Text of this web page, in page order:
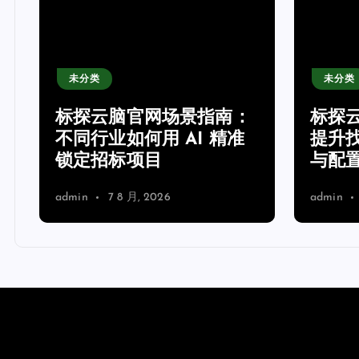
未分类
标探云脑官网场景指南：
不同行业如何用 AI 精准
锁定招标项目
admin 7 8 月, 2026
未分类
标探
提升
与配
admin